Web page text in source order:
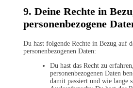
9. Deine Rechte in
personenbezogene
Du hast folgende Rechte in Bezug auf
personenbezogenen Daten:
Du hast das Recht zu
personenbezogenen Daten
damit passiert und wie lange